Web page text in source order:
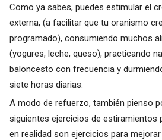
Como ya sabes, puedes estimular el
externa, (a facilitar que tu oranismo
programado), consumiendo muchos
(yogures, leche, queso), practicando
baloncesto con frecuencia y
siete horas diarias.
A modo de refuerzo, también pienso
siguientes ejercicios de estiramientos
en realidad son ejercicios para